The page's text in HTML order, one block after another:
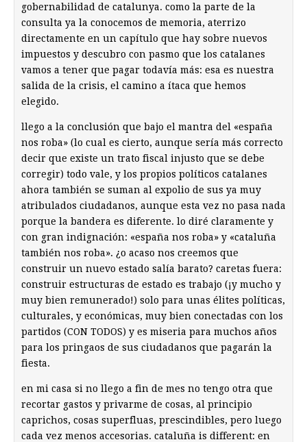
gobernabilidad de catalunya. como la parte de la
consulta ya la conocemos de memoria, aterrizo
directamente en un capítulo que hay sobre nuevos
impuestos y descubro con pasmo que los catalanes
vamos a tener que pagar todavía más: esa es nuestra
salida de la crisis, el camino a ítaca que hemos
elegido.
llego a la conclusión que bajo el mantra del «españa
nos roba» (lo cual es cierto, aunque sería más correcto
decir que existe un trato fiscal injusto que se debe
corregir) todo vale, y los propios políticos catalanes
ahora también se suman al expolio de sus ya muy
atribulados ciudadanos, aunque esta vez no pasa nada
porque la bandera es diferente. lo diré claramente y
con gran indignación: «españa nos roba» y «cataluña
también nos roba». ¿o acaso nos creemos que
construir un nuevo estado salía barato? caretas fuera:
construir estructuras de estado es trabajo (¡y mucho y
muy bien remunerado!) solo para unas élites políticas,
culturales, y económicas, muy bien conectadas con los
partidos (CON TODOS) y es miseria para muchos años
para los pringaos de sus ciudadanos que pagarán la
fiesta.
en mi casa si no llego a fin de mes no tengo otra que
recortar gastos y privarme de cosas, al principio
caprichos, cosas superfluas, prescindibles, pero luego
cada vez menos accesorias. cataluña is different: en